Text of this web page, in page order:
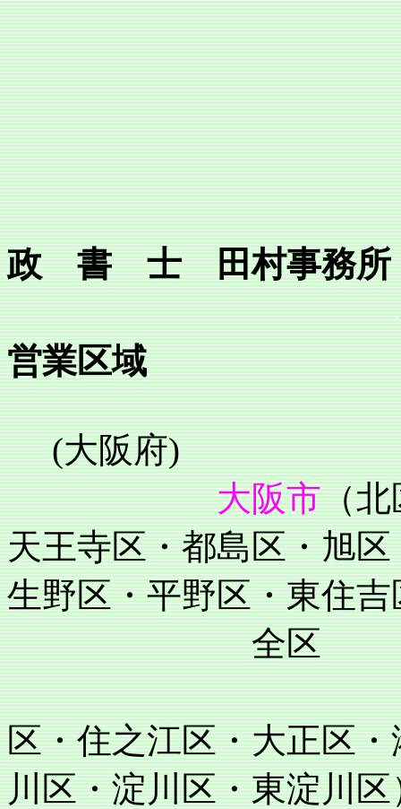
政 書 士 田村事務所
営業区域
(大阪府)
大阪市（北
天王寺区・都島区・旭
生野区・平野区・東住吉
全区
住吉区・阿
区・住之江区・大正区
川区・淀川区・東淀川区